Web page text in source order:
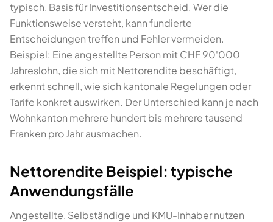
typisch, Basis für Investitionsentscheid. Wer die
Funktionsweise versteht, kann fundierte
Entscheidungen treffen und Fehler vermeiden.
Beispiel: Eine angestellte Person mit CHF 90'000
Jahreslohn, die sich mit Nettorendite beschäftigt,
erkennt schnell, wie sich kantonale Regelungen oder
Tarife konkret auswirken. Der Unterschied kann je nach
Wohnkanton mehrere hundert bis mehrere tausend
Franken pro Jahr ausmachen.
Nettorendite Beispiel: typische
Anwendungsfälle
Angestellte, Selbständige und KMU-Inhaber nutzen